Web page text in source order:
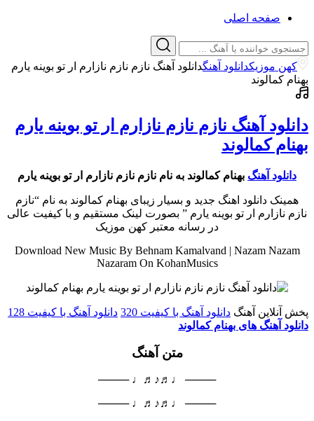
صفحه اصلی
کهن موزیکدانلود آهنگدانلود آهنگ نازم نازم نازارم ار تو بوینه یارم
بهنام کمالوند
دانلود آهنگ نازم نازم نازارم ار تو بوینه یارم
بهنام کمالوند
دانلود آهنگ بهنام کمالوند به نام نازم نازم نازارم ار تو بوینه یارم
همینک دانلود اهنگ جدید و بسیار زیبای بهنام کمالوند به نام “نازم
نازم نازارم ار تو بوینه یارم ” بصورت لینک مستقیم و با کیفیت عالی
در رسانه معتبر کهن موزیک
Download New Music By Behnam Kamalvand | Nazam Nazam
Nazaram On KohanMusics
پخش آنلاین آهنگ دانلود آهنگ با کیفیت 320
دانلود آهنگ با کیفیت 128
دانلود آهنگ های بهنام کمالوند
متن آهنگ
──── ♩♬♪♬♩ ────
──── ♩♬♪♬♩ ────